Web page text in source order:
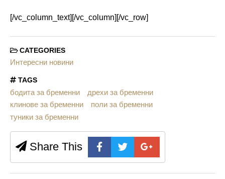
[/vc_column_text][/vc_column][/vc_row]
CATEGORIES
Интересни новини
TAGS
бодита за бременни
дрехи за бременни
клинове за бременни
поли за бременни
туники за бременни
Share This